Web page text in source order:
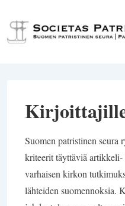
Siirry
pääsisältöön
Suomen patristinen seura
kriteerit täyttäviä
varhaisen kirkon
lähteiden suomennoksia.